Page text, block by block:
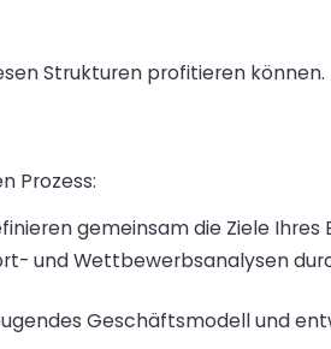
Strukturen profitieren können.
Prozess:
gemeinsam die Ziele Ihres
und Wettbewerbsanalysen
Geschäftsmodell und